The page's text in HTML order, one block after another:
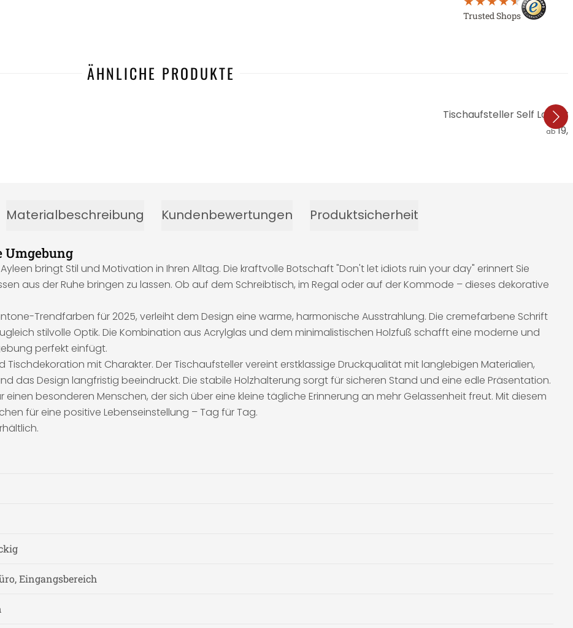
Trusted Shops
ÄHNLICHE PRODUKTE
Tischaufsteller Self Love
ab
Materialbeschreibung Kundenbewertungen Produktsicherheit
bringt Stil und Motivation in Ihren Alltag. Die kraftvolle Botschaft "Don't let idiots ruin your day" erinnert Sie
aus der Ruhe bringen zu lassen. Ob auf dem Schreibtisch, im Regal oder auf der Kommode – dieses dekorative
Trendfarben für 2025, verleiht dem Design eine warme, harmonische Ausstrahlung. Die cremefarbene Schrift
stilvolle Optik. Die Kombination aus Acrylglas und dem minimalistischen Holzfuß schafft eine moderne und
perfekt einfügt.
mit Charakter. Der Tischaufsteller vereint erstklassige Druckqualität mit langlebigen Materialien,
das Design langfristig beeindruckt. Die stabile Holzhalterung sorgt für sicheren Stand und eine edle Präsentation.
einen besonderen Menschen, der sich über eine kleine tägliche Erinnerung an mehr Gelassenheit freut. Mit diesem
für eine positive Lebenseinstellung – Tag für Tag.
Eingangsbereich